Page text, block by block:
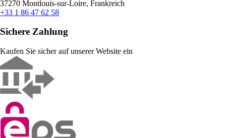
37270 Montlouis-sur-Loire, Frankreich
+33 1 86 47 62 58
Sichere Zahlung
Kaufen Sie sicher auf unserer Website ein